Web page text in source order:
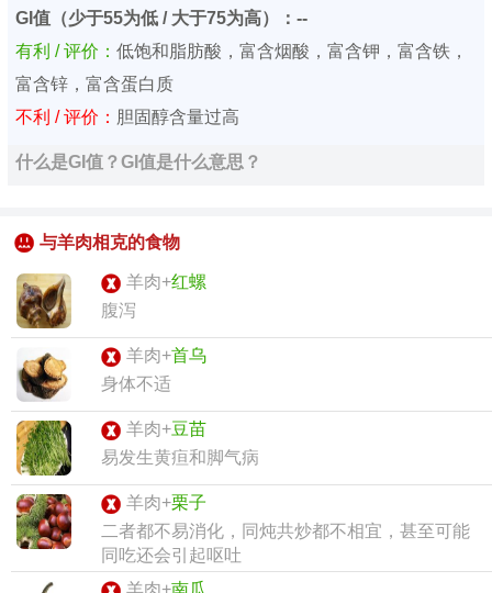
GI值（少于55为低 / 大于75为高）：--
有利 / 评价： 低饱和脂肪酸，富含烟酸，富含钾，富含铁，
富含锌，富含蛋白质
不利 / 评价： 胆固醇含量过高
什么是GI值？GI值是什么意思？
与羊肉相克的食物
羊肉+红螺
腹泻
羊肉+首乌
身体不适
羊肉+豆苗
易发生黄疸和脚气病
羊肉+栗子
二者都不易消化，同炖共炒都不相宜，甚至可能
同吃还会引起呕吐